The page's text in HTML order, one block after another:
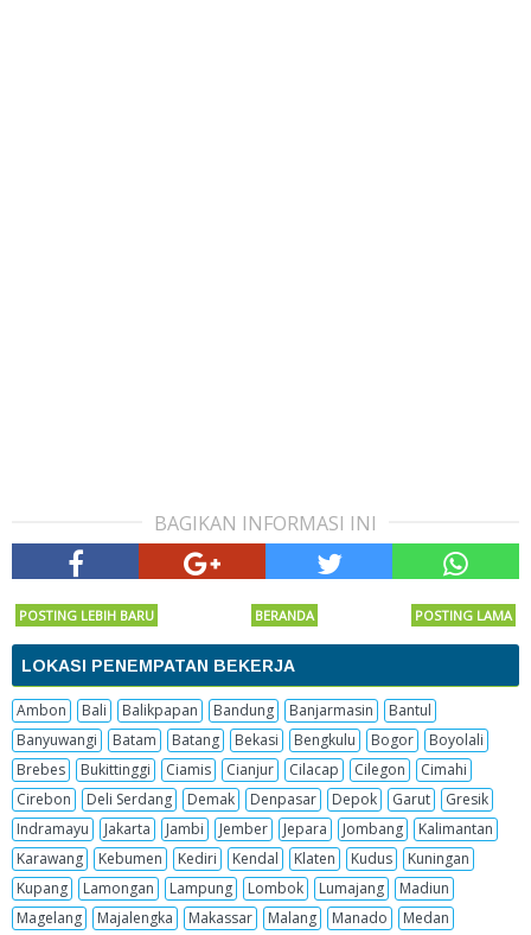
BAGIKAN INFORMASI INI
POSTING LEBIH BARU POSTING LAMA
BERANDA
LOKASI PENEMPATAN BEKERJA
Ambon Bali Balikpapan Bandung Banjarmasin
Bantul
Banyuwangi
Batam Batang Bekasi Bengkulu Bogor
Boyolali
Brebes
Bukittinggi Ciamis Cianjur Cilacap Cilegon
Cimahi
Cirebon
Deli Serdang Demak Denpasar Depok Garut
Gresik
Indramayu
Jakarta Jambi Jember Jepara Jombang
Kalimantan
Karawang
Kebumen Kediri Kendal Klaten Kudus
Kuningan
Kupang
Lamongan Lampung Lombok Lumajang
Madiun
Magelang
Majalengka Makassar Malang Manado
Medan